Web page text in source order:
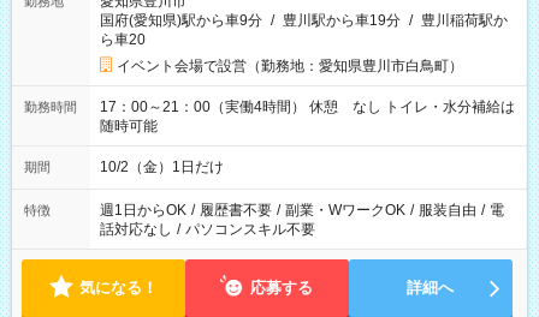
国府(愛知県)駅から車9分 / 豊川駅から車19分 / 豊川稲荷駅か
ら車20
イベント会場で設営（勤務地：愛知県豊川市白鳥町）
勤務時間
17：00～21：00（実働4時間） 休憩 なし トイレ・水分補給は
随時可能
期間 10/2（金）1日だけ
特徴 週1日からOK / 履歴書不要 / 副業・WワークOK / 服装自由 / 電
話対応なし / パソコンスキル不要
気になる！ 応募する 詳細へ